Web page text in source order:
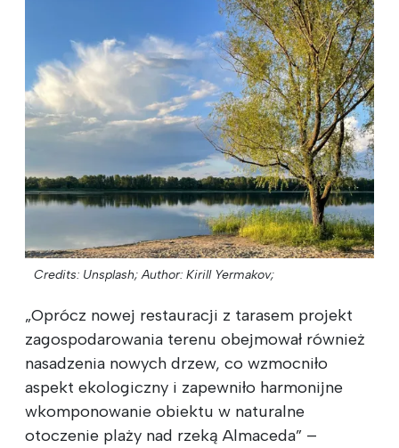
Credits: Unsplash; Author: Kirill Yermakov;
„Oprócz nowej restauracji z tarasem projekt
zagospodarowania terenu obejmował również
nasadzenia nowych drzew, co wzmocniło
aspekt ekologiczny i zapewniło harmonijne
wkomponowanie obiektu w naturalne
otoczenie plaży nad rzeką Almaceda” –